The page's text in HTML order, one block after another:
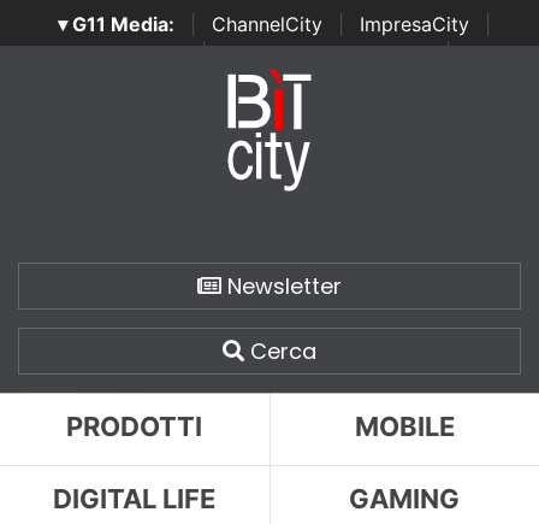
▾ G11 Media: ChannelCity ImpresaCity
SecurityOpenLab | Italian Channel Awards | Italian
Italian Security Awards
Newsletter
Cerca
PRODOTTI MOBILE
DIGITAL LIFE GAMING